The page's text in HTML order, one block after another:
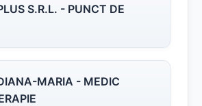
S.R.L. - PUNCT DE
MARIA - MEDIC